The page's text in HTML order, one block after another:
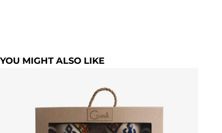
YOU MIGHT ALSO LIKE